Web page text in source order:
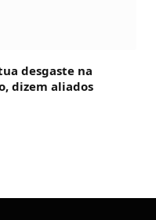
desgaste na
dizem aliados